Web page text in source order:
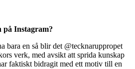
på Instagram?
bara en så blir det @tecknaruppropet
verk, med avsikt att sprida kunskap
faktiskt bidragit med ett motiv till en